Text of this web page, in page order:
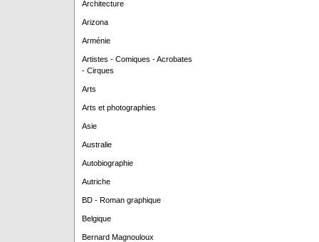
Architecture
Arizona
Arménie
Artistes - Comiques - Acrobates
- Cirques
Arts
Arts et photographies
Asie
Australie
Autobiographie
Autriche
BD - Roman graphique
Belgique
Bernard Magnouloux